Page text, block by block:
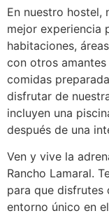
En nuestro hostel,
mejor experiencia
habitaciones,
con otros
comidas
disfrutar de
incluyen una
después de una
Ven y vive la
Rancho Lamaral.
para que disfrutes
entorno único en